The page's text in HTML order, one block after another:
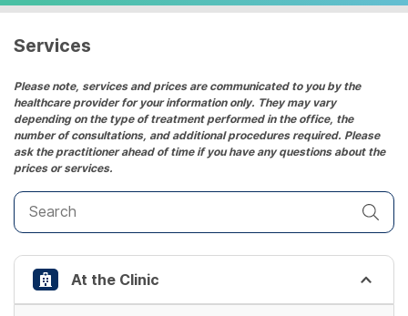
date.
the
question
mark
key
to
get
the
keyboard
shortcuts
for
changing
Services
Please note, services and prices are communicated to you by the
healthcare provider for your information only. They may vary
depending on the type of treatment performed in the office, the
number of consultations, and additional procedures required. Please
ask the practitioner ahead of time if you have any questions about the
prices or services.
At the Clinic